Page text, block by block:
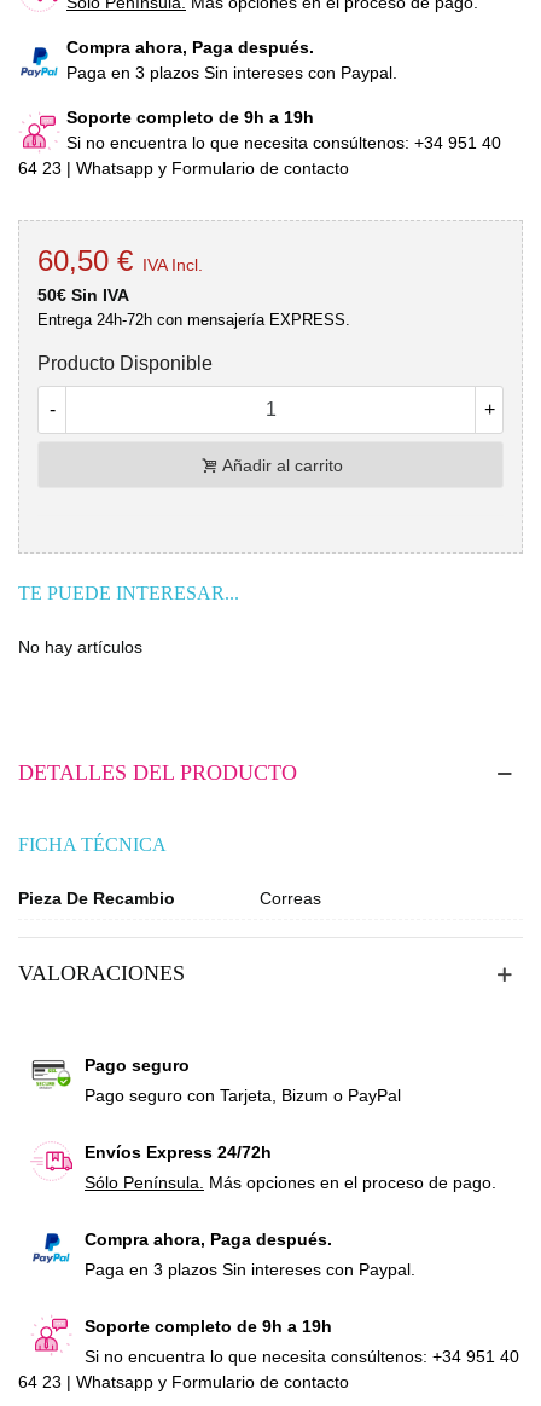
Compra ahora, Paga después.
Paga en 3 plazos Sin intereses con Paypal.
Soporte completo de 9h a 19h
Si no encuentra lo que necesita consúltenos: +34 951 40
64 23 | Whatsapp y Formulario de contacto
60,50 € IVA Incl.
50€ Sin IVA
Entrega 24h-72h con mensajería EXPRESS.
Producto Disponible
- +
Añadir al carrito
TE PUEDE INTERESAR...
No hay artículos
DETALLES DEL PRODUCTO
FICHA TÉCNICA
Pieza De Recambio Correas
VALORACIONES
Pago seguro
Pago seguro con Tarjeta, Bizum o PayPal
Envíos Express 24/72h
Sólo Península. Más opciones en el proceso de pago.
Compra ahora, Paga después.
Paga en 3 plazos Sin intereses con Paypal.
Soporte completo de 9h a 19h
Si no encuentra lo que necesita consúltenos: +34 951 40
64 23 | Whatsapp y Formulario de contacto